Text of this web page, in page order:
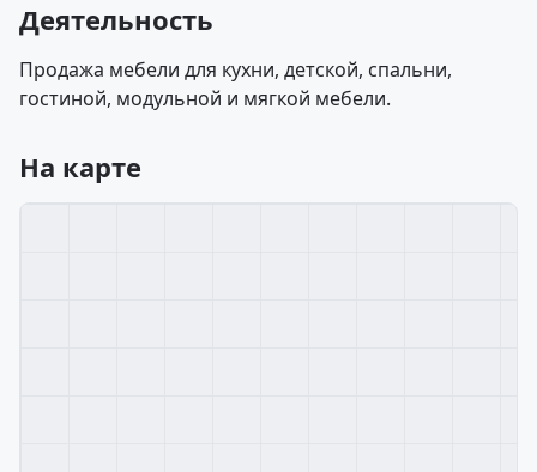
Деятельность
Продажа мебели для кухни, детской, спальни,
гостиной, модульной и мягкой мебели.
На карте